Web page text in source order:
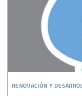
renovación y